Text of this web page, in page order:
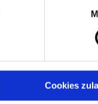
Cookies